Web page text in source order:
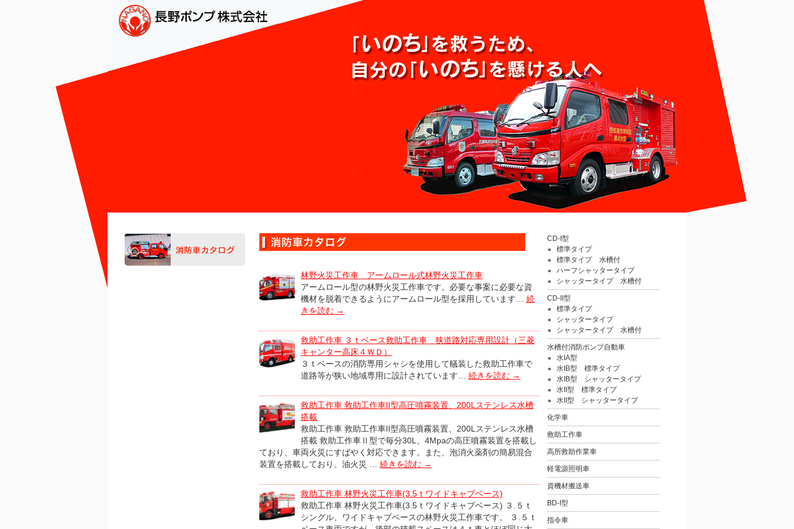
林野火災工作車 アームロール式林野火災工作車
アームロール型の林野火災工作車です。必要な事案に必要な資
機材を脱着できるようにアームロール型を採用しています… 続
きを読む →
救助工作車 ３ｔベース救助工作車 狭道路対応専用設計（三菱
キャンター高床４ＷＤ）
３ｔベースの消防専用シャシを使用して艤装した救助工作車で
道路等が狭い地域専用に設計されています… 続きを読む →
救助工作車 救助工作車II型高圧噴霧装置、200Lステンレス水槽
搭載
救助工作車 救助工作車II型高圧噴霧装置、200Lステンレス水槽
搭載 救助工作車Ⅱ型で毎分30L、4Mpaの高圧噴霧装置を搭載し
ており、車両火災にすばやく対応できます。また、泡消火薬剤の簡易混合
装置を搭載しており、油火災 … 続きを読む →
救助工作車 林野火災工作車(3.5ｔワイドキャブベース)
救助工作車 林野火災工作車(3.5ｔワイドキャブベース) ３.５ｔ
シングル、ワイドキャブベースの林野火災工作車です。 ３.５ｔ
CD-I型
標準タイプ
標準タイプ 水槽付
ハーフシャッタータイプ
シャッタータイプ 水槽付
CD-II型
標準タイプ
シャッタータイプ
シャッタータイプ 水槽付
水槽付消防ポンプ自動車
水IA型
水IB型 標準タイプ
水IB型 シャッタータイプ
水II型 標準タイプ
水II型 シャッタータイプ
化学車
救助工作車
高所救助作業車
軽電源照明車
資機材搬送車
BD-I型
指令車